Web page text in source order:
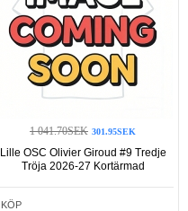
1 041.70SEK 301.95SEK
Lille OSC Olivier Giroud #9 Tredje
Tröja 2026-27 Kortärmad
KÖP